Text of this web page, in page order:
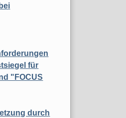
für
"FOCUS
durch